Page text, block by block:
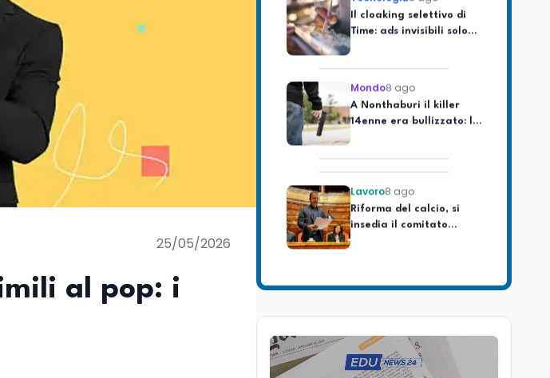
25/05/2026
al pop: i
Time: ads invisibili solo
per i chatbot AI
Mondo8 ago
A Nonthaburi il killer
14enne era bullizzato: la
CZ-75 era del nonno
Lavoro8 ago
Riforma del calcio, si
insedia il comitato
ristretto al Senato. La
europea in memoria
di Strasburgo in ricordo
dei minatori morti a
Marcinelle nel 1956
Università 8 ago
Università statali, il